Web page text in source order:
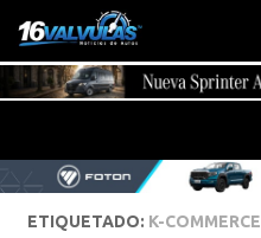
Saltar al contenido
ETIQUETADO: K-COMMERCE